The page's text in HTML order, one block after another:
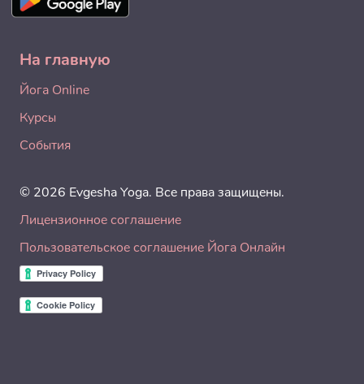
На главную
Йога Online
Курсы
События
© 2026 Evgesha Yoga. Все права защищены.
Лицензионное соглашение
Пользовательское соглашение Йога Онлайн